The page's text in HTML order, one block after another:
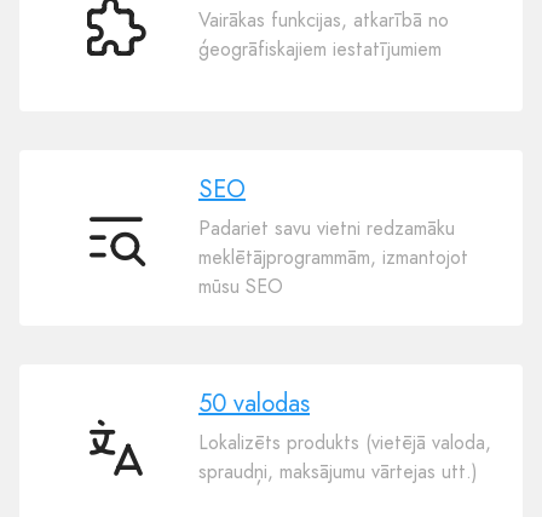
Daudz
Vairākas funkcijas, atkarībā no
ģeogrāfiskajiem iestatījumiem
SEO
SEO
Padariet savu vietni redzamāku
meklētājprogrammām, izmantojot
mūsu SEO
50
50 valodas
Lokalizēts produkts (vietējā valoda,
spraudņi, maksājumu vārtejas utt.)